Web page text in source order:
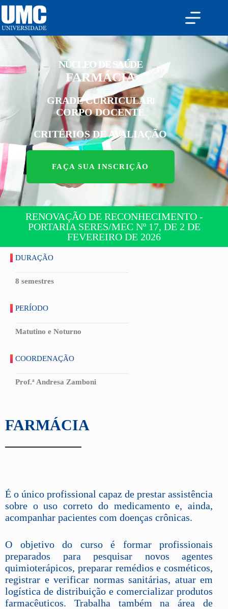
NÚCLEO DE SAÚDE
FARMÁCIA
GRADE CURRICULAR
CORPO DOCENTE
CRITÉRIOS DE AVALIAÇÃO
FAÇA SUA INSCRIÇÃO
RENOVAÇÃO DE RECONHECIMENTO -
PORTARIA SERES/MEC Nº 17, DE 2 DE
FEVEREIRO DE 2026
DURAÇÃO
8 semestres
PERÍODO
Matutino e Noturno
COORDENAÇÃO
Prof.ª Andresa Zamboni
FARMÁCIA
É o único profissional capaz de prestar assistência
sobre o uso correto do medicamento e, ainda,
acompanhar pacientes com doenças crônicas.
O objetivo do curso é formar profissionais
preparados para pesquisar novos agentes
quimioterápicos, preparar remédios e cosméticos,
registrar e verificar normas sanitárias, atuar em
logística de distribuição e comercializar produtos
farmacêuticos. Trabalha também na área de